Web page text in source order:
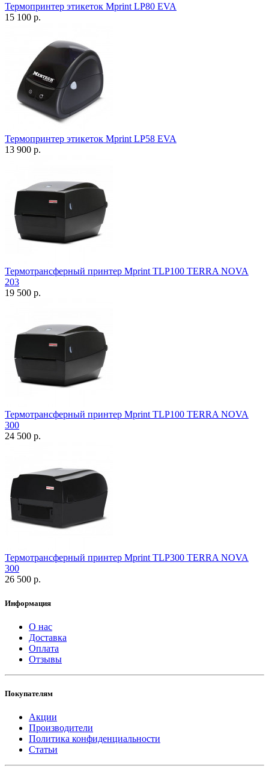
Термопринтер этикеток Mprint LP80 EVA
15 100 р.
Термопринтер этикеток Mprint LP58 EVA
13 900 р.
Термотрансферный принтер Mprint TLP100 TERRA NOVA
203
19 500 р.
Термотрансферный принтер Mprint TLP100 TERRA NOVA
300
24 500 р.
Термотрансферный принтер Mprint TLP300 TERRA NOVA
300
26 500 р.
Информация
О нас
Доставка
Оплата
Отзывы
Покупателям
Акции
Производители
Политика конфиденциальности
Статьи